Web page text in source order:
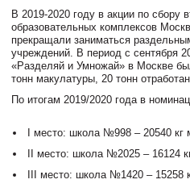
В 2019-2020 году в акции по сбору
образовательных комплексов
прекращали заниматься
учреждений. В период с сентября
«Разделяй и Умножай» в Москве
тонн макулатуры, 20 тонн
По итогам 2019/2020 года в
I место: школа №998 – 20540 кг
II место: школа №2025 – 16124
III место: школа №1420 – 15258